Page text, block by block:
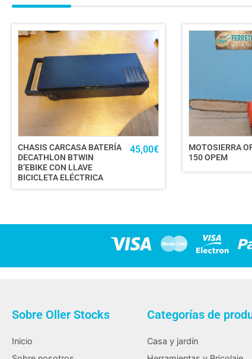
CHASIS CARCASA BATERÍA
DECATHLON BTWIN
B’EBIKE CON LLAVE
BICICLETA ELÉCTRICA
45,00€
MOTOSIERRA
150 OPEM
Sobre Oller Stocks
Inicio
Categorías de
Casa y jardín